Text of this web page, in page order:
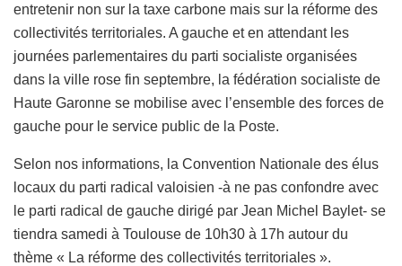
entretenir non sur la taxe carbone mais sur la réforme des
collectivités territoriales. A gauche et en attendant les
journées parlementaires du parti socialiste organisées
dans la ville rose fin septembre, la fédération socialiste de
Haute Garonne se mobilise avec l’ensemble des forces de
gauche pour le service public de la Poste.
Selon nos informations, la Convention Nationale des élus
locaux du parti radical valoisien -à ne pas confondre avec
le parti radical de gauche dirigé par Jean Michel Baylet- se
tiendra samedi à Toulouse de 10h30 à 17h autour du
thème « La réforme des collectivités territoriales ».